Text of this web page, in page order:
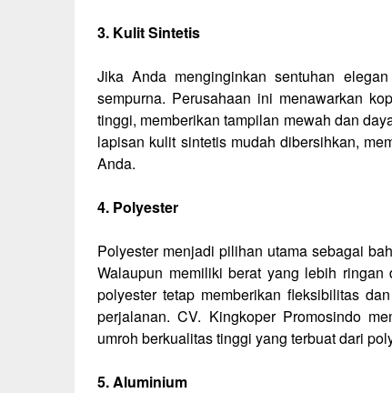
3. Kulit Sintetis
Jika Anda menginginkan sentuhan
sempurna. Perusahaan ini menawarkan
tinggi, memberikan tampilan mewah dan
lapisan kulit sintetis mudah dibersihkan,
Anda.
4. Polyester
Polyester menjadi pilihan utama sebagai
Walaupun memiliki berat yang lebih
polyester tetap memberikan fleksibilitas
perjalanan. CV. Kingkoper Promosindo
umroh berkualitas tinggi yang terbuat dari
5. Aluminium